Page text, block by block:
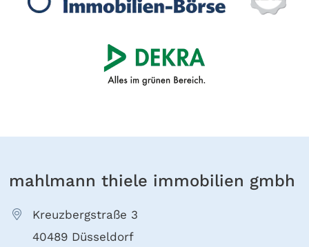
mahlmann thiele immobilien gmbh
Kreuzbergstraße 3
40489 Düsseldorf